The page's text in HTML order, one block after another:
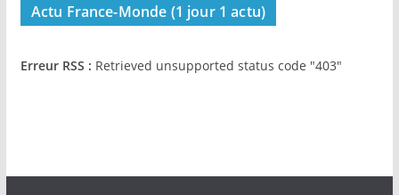
Actu France-Monde (1 jour 1 actu)
Erreur RSS : Retrieved unsupported status code "403"